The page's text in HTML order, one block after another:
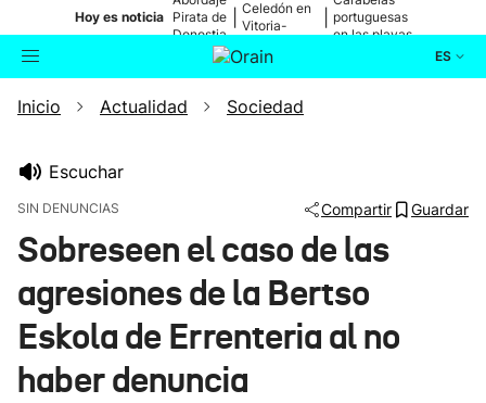
Hoy es noticia Pirata de
Donostia
Celedón en
Vitoria-
portuguesas
en las playas
ES
Buscador Actualidad
Ikusmiran
Eguraldia
Inicio Actualidad Sociedad
Escuchar
SIN DENUNCIAS Compartir Guardar
Sobreseen el caso de las
agresiones de la Bertso
Eskola de Errenteria al no
haber denuncia